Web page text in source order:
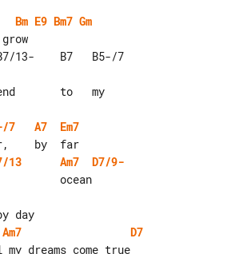
Bm E9 Bm7 Gm
end       to   my
7 A7
Em7
13 Am7
D7/9-
Am7
D7